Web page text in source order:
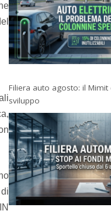
Filiera auto agosto: il
sviluppo